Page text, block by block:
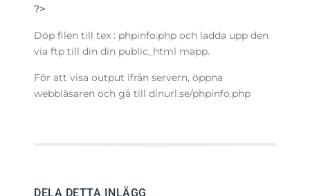
?>
Döp filen till tex : phpinfo.php och ladda upp den
via ftp till din din public_html mapp.
För att visa output ifrån servern, öppna
webbläsaren och gå till dinurl.se/phpinfo.php
DELA DETTA INLÄGG